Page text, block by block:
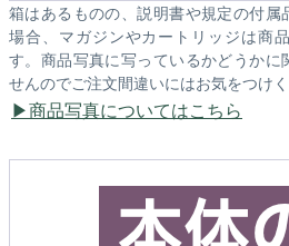
箱はあるものの、説明書や規定の付
場合、マガジンやカートリッジは商
す。商品写真に写っているかどうかに
せんのでご注文間違いにはお気をつけく
商品写真についてはこちら